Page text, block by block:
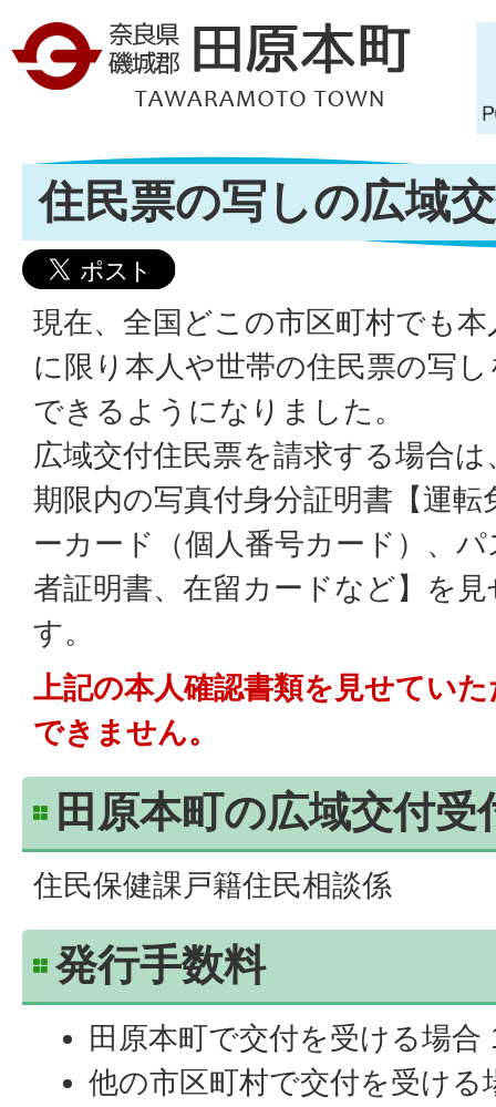
住民票の写しの広域
現在、全国どこの市区町村でも
に限り本人や世帯の住民票の写
できるようになりました。
広域交付住民票を請求する場合
期限内の写真付身分証明書【運
ーカード（個人番号カード）、
者証明書、在留カードなど】を
す。
上記の本人確認書類を見せてい
できません。
田原本町の広域交付受
住民保健課戸籍住民相談係
発行手数料
田原本町で交付を受ける場合
他の市区町村で交付を受ける